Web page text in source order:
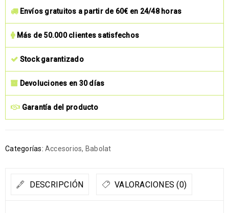
Envíos gratuitos a partir de 60€ en 24/48 horas
Más de 50.000 clientes satisfechos
Stock garantizado
Devoluciones en 30 días
Garantía del producto
Categorías: Accesorios, Babolat
DESCRIPCIÓN VALORACIONES (0)